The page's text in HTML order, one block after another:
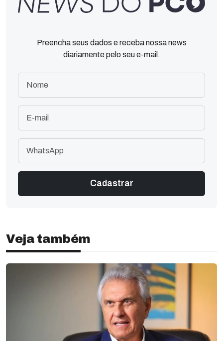
Preencha seus dados e receba nossa news
diariamente pelo seu e-mail.
Veja também